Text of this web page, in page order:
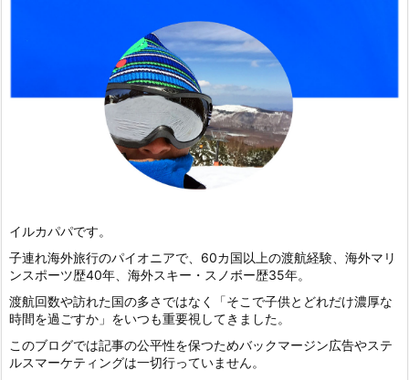
イルカパパです。
子連れ海外旅行のパイオニアで、60カ国以上の渡航経験、海外マリ
ンスポーツ歴40年、海外スキー・スノボー歴35年。
渡航回数や訪れた国の多さではなく「そこで子供とどれだけ濃厚な
時間を過ごすか」をいつも重要視してきました。
このブログでは記事の公平性を保つためバックマージン広告やステ
ルスマーケティングは一切行っていません。